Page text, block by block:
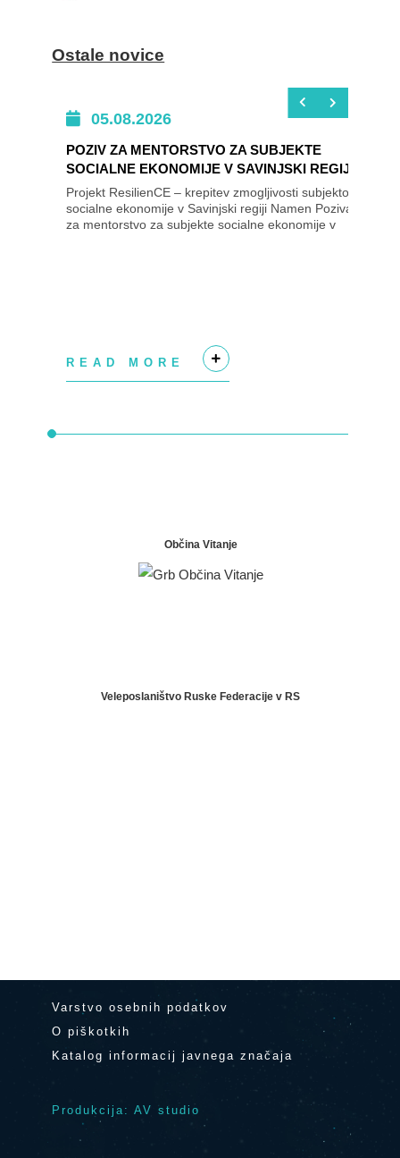
Ostale novice
05.08.2026
POZIV ZA MENTORSTVO ZA SUBJEKTE
SOCIALNE EKONOMIJE V SAVINJSKI REGIJI
Projekt ResilienCE – krepitev zmogljivosti subjektov
socialne ekonomije v Savinjski regiji Namen Poziva
za mentorstvo za subjekte socialne ekonomije v
READ MORE
+
Občina Vitanje
Veleposlaništvo Ruske Federacije v RS
Varstvo osebnih podatkov
O piškotkih
Katalog informacij javnega značaja
Produkcija: AV studio